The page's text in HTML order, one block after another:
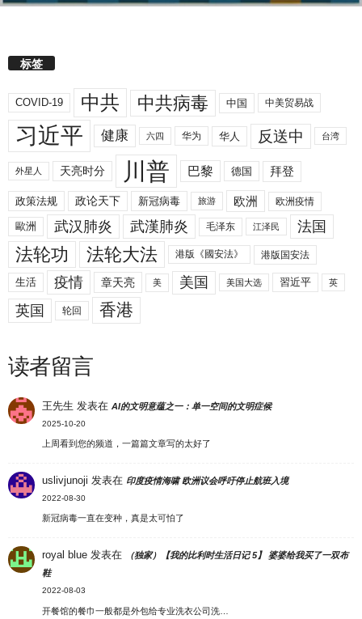
标签
COVID-19 中共 中共病毒 中国 中美贸易战
习近平 健康 六四 华为 华人 反送中 台湾
外星人 天亮时分 川普 巴黎 德国 拜登
政策法规 政论天下 新冠病毒 旅游 欧洲 欧洲疫情
歐洲 武汉肺炎 武漢肺炎 毛泽东 江泽民 法国
法轮功 法轮大法 港版《國安法》 港版国安法
生活 疫情 章天亮 美 美国 美国大选 習近平 英
英国 轮回 香港
读者留言
王先生 发表在AI的文明意蕴之一：单一空间的文明症候
2025-10-20
上周看到您的频道，一篇篇文章写的太好了
uslivjunoji 发表在 印度疫情海啸 欧洲议会呼吁停止航班入境
2022-08-30
新冠病毒一直在变种，真是太可怕了
royal blue 发表在
（独家）【我的比利时生活日记 5】 婆婆给我买了一双布
鞋
2022-08-03
开餐馆的餐巾一般都是外包给专业洗衣公司洗…